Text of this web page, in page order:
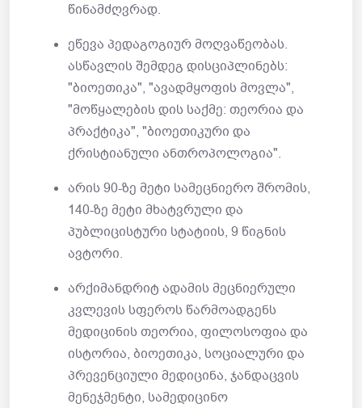
წინამძღვრად.
ეწევა პედაგოგიურ მოღვაწეობას.
ასწავლის შემდეგ დისციპლინებს:
"ბიოეთიკა", "ავადმყოფის მოვლა",
"მოწყალების დის საქმე: თეორია და
პრაქტიკა", "ბიოეთიკური და
ქრისტიანული ანთროპოლოგია".
არის 90-ზე მეტი სამეცნიერო შრომის,
140-ზე მეტი მხატვრული და
პუბლიცისტური სტატიის, 9 წიგნის
ავტორი.
არქიმანდრიტ ადამის მეცნიერული
კვლევის სფეროს წარმოადგენს
მედიცინის თეორია, ფილოსოფია და
ისტორია, ბიოეთიკა, სოციალური და
პრევენციული მედიცინა, ჯანდაცვის
მენეჯმენტი, სამედიცინო